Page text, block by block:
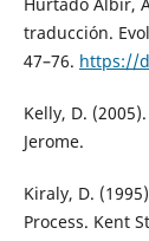
traducción.
47–76. https://
Kelly, D.
Jerome.
Kiraly, D.
Process. Kent